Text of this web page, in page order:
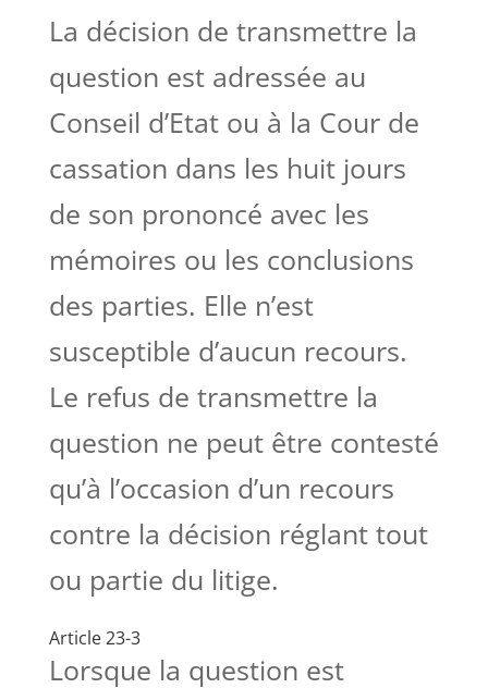
La décision de transmettre la
question est adressée au
Conseil d’Etat ou à la Cour de
cassation dans les huit jours
de son prononcé avec les
mémoires ou les conclusions
des parties. Elle n’est
susceptible d’aucun recours.
Le refus de transmettre la
question ne peut être contesté
qu’à l’occasion d’un recours
contre la décision réglant tout
ou partie du litige.
Article 23-3
Lorsque la question est